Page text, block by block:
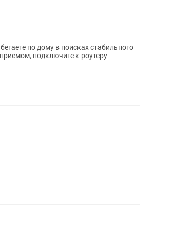
по дому в поисках стабильного
подключите к роутеру